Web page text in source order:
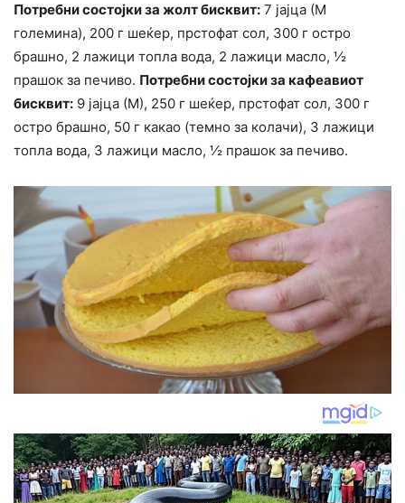
Потребни состојки за жолт бисквит: 7 јајца (М
големина), 200 г шеќер, прстофат сол, 300 г остро
брашно, 2 лажици топла вода, 2 лажици масло, ½
прашок за печиво. Потребни состојки за кафеавиот
бисквит: 9 јајца (М), 250 г шеќер, прстофат сол, 300 г
остро брашно, 50 г какао (темно за колачи), 3 лажици
топла вода, 3 лажици масло, ½ прашок за печиво.